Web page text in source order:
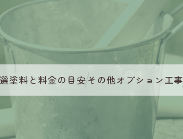
塗料と料金の目安その他オプション工事